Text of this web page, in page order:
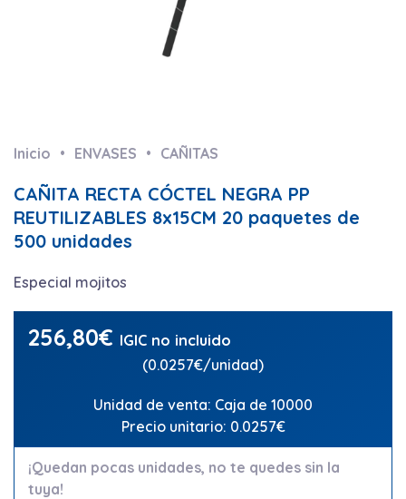
Inicio ENVASES CAÑITAS
CAÑITA RECTA CÓCTEL NEGRA PP
REUTILIZABLES 8x15CM 20 paquetes de
500 unidades
Especial mojitos
256,80€ IGIC no incluido
(0.0257€/unidad)
Unidad de venta: Caja de 10000
Precio unitario: 0.0257€
¡Quedan pocas unidades, no te quedes sin la
tuya!